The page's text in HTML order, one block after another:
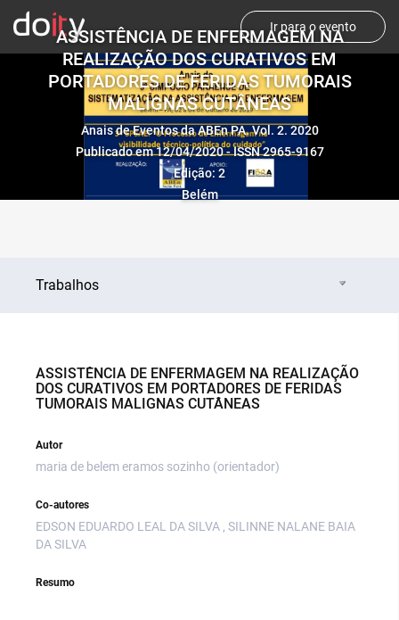
Ir para o evento
ASSISTÊNCIA DE ENFERMAGEM NA
REALIZAÇÃO DOS CURATIVOS EM
PORTADORES DE FERIDAS TUMORAIS
MALIGNAS CUTÂNEAS
Anais de Eventos da ABEn PA. Vol. 2. 2020
Publicado em 12/04/2020 - ISSN 2965-9167
Edição: 2
Belém
Trabalhos
ASSISTÊNCIA DE ENFERMAGEM NA REALIZAÇÃO
DOS CURATIVOS EM PORTADORES DE FERIDAS
TUMORAIS MALIGNAS CUTÂNEAS
Autor
maria de belem eramos sozinho (orientador)
Co-autores
EDSON EDUARDO LEAL DA SILVA , SILINNE NALANE BAIA
DA SILVA
Resumo